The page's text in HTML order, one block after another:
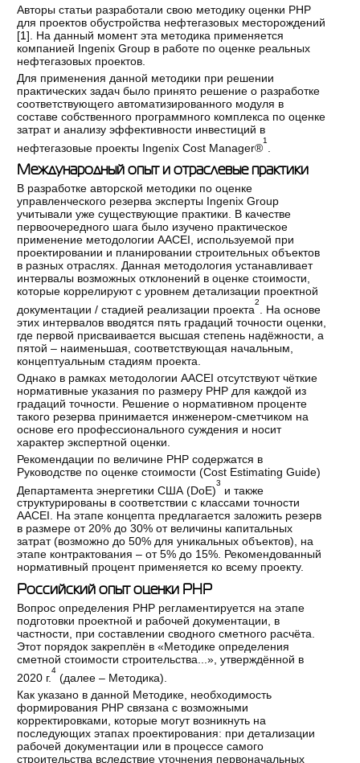
Авторы статьи разработали свою методику оценки РНР
для проектов обустройства нефтегазовых месторождений
[1]. На данный момент эта методика применяется
компанией Ingenix Group в работе по оценке реальных
нефтегазовых проектов.
Для применения данной методики при решении
практических задач было принято решение о разработке
соответствующего автоматизированного модуля в
составе собственного программного комплекса по оценке
затрат и анализу эффективности инвестиций в
нефтегазовые проекты Ingenix Cost Manager®
1
Международный опыт и отраслевые практики
В разработке авторской методики по оценке
управленческого резерва эксперты Ingenix Group
учитывали уже существующие практики. В качестве
первоочередного шага было изучено практическое
применение методологии AACEI, используемой при
проектировании и планировании строительных объектов
в разных отраслях. Данная методология устанавливает
интервалы возможных отклонений в оценке стоимости,
которые коррелируют с уровнем детализации проектной
документации / стадией реализации проекта
2
. На основе
этих интервалов вводятся пять градаций точности оценки,
где первой присваивается высшая степень надёжности, а
пятой – наименьшая, соответствующая начальным,
концептуальным стадиям проекта.
Однако в рамках методологии AACEI отсутствуют чёткие
нормативные указания по размеру РНР для каждой из
градаций точности. Решение о нормативном проценте
такого резерва принимается инженером-сметчиком на
основе его профессионального суждения и носит
характер экспертной оценки.
Рекомендации по величине РНР содержатся в
Руководстве по оценке стоимости (Cost Estimating Guide)
Департамента энергетики США (DoE)
3
и также
структурированы в соответствии с классами точности
AACEI. На этапе концепта предлагается заложить резерв
в размере от 20% до 30% от величины капитальных
затрат (возможно до 50% для уникальных объектов), на
этапе контрактования – от 5% до 15%. Рекомендованный
нормативный процент применяется ко всему проекту.
Российский опыт оценки РНР
Вопрос определения РНР регламентируется на этапе
подготовки проектной и рабочей документации, в
частности, при составлении сводного сметного расчёта.
Этот порядок закреплён в «Методике определения
сметной стоимости строительства...», утверждённой в
2020 г.
4
(далее – Методика).
Как указано в данной Методике, необходимость
формирования РНР связана с возможными
корректировками, которые могут возникнуть на
последующих этапах проектирования: при детализации
рабочей документации или в процессе самого
строительства вследствие уточнения первоначальных